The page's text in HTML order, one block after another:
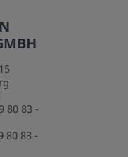
80 83 -
80 83 -